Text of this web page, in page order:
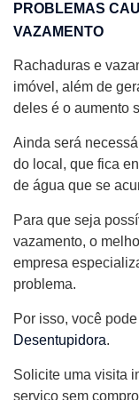
PROBLEMAS
VAZAMENTO
Rachaduras e
imóvel, além de
deles é o aumento
Ainda será
do local, que fica
de água que se
Para que seja
vazamento, o
empresa
problema.
Por isso, você
Desentupidora.
Solicite uma visita
serviço sem